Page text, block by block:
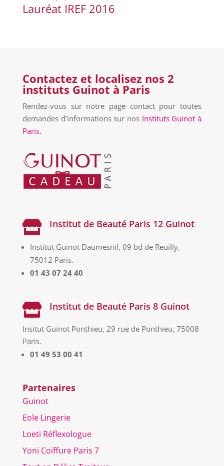
Lauréat IREF 2016
Contactez et localisez nos 2
instituts Guinot à Paris
Rendez-vous sur notre page contact pour toutes
demandes d’informations sur nos Instituts Guinot à
Paris.
 Institut de Beauté Paris 12 Guinot
Institut Guinot Daumesnil, 09 bd de Reuilly,
75012 Paris.
01 43 07 24 40
 Institut de Beauté Paris 8 Guinot
Insitut Guinot Ponthieu, 29 rue de Ponthieu, 75008
Paris.
01 49 53 00 41
Partenaires
Guinot
Eole Lingerie
Loeti Réflexologue
Yoni Coiffure Paris 7